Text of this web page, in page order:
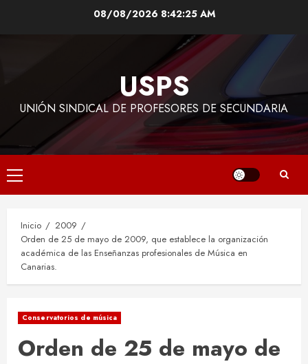
08/08/2026 8:42:26 AM
USPS
UNIÓN SINDICAL DE PROFESORES DE SECUNDARIA
Menú
principal
Inicio
2009
Orden de 25 de mayo de 2009, que establece la organización
académica de las Enseñanzas profesionales de Música en
Canarias.
Conservatorios de música
Orden de 25 de mayo de